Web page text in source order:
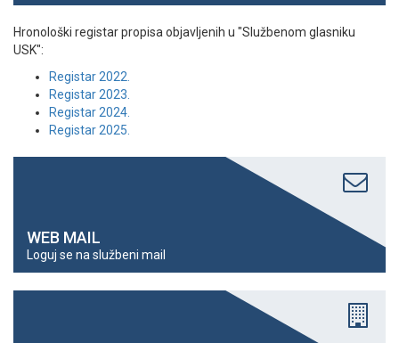
Hronološki registar propisa objavljenih u "Službenom glasniku
USK":
Registar 2022.
Registar 2023.
Registar 2024.
Registar 2025.
WEB MAIL
Loguj se na službeni mail